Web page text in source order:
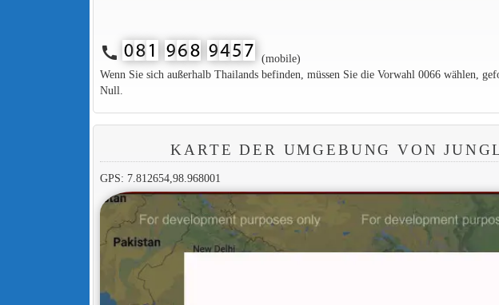
call
(mobile)
Wenn Sie sich außerhalb Thailands befinden, müssen Sie die Vorwahl 0066 wählen,
Null.
KARTE DER UMGEBUNG VON
GPS: 7.812654,98.968001